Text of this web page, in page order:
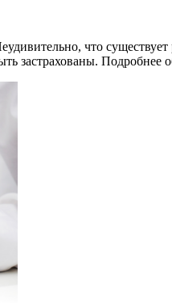
что
застрахованы. Подробнее